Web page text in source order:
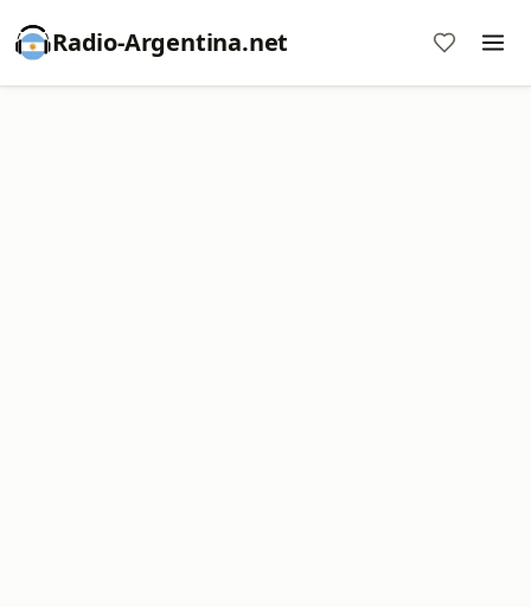
Radio-Argentina.net